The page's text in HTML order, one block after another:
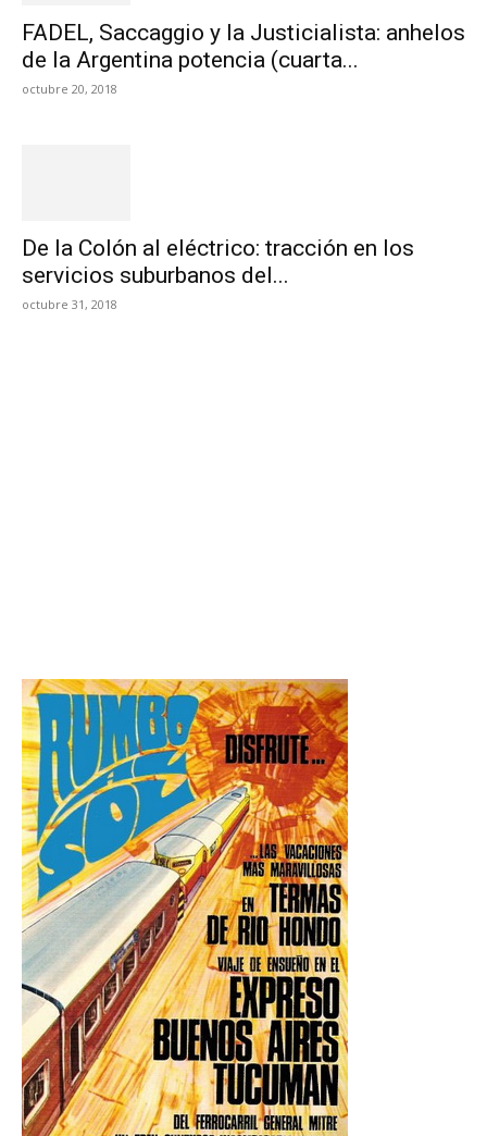
FADEL, Saccaggio y la Justicialista: anhelos
de la Argentina potencia (cuarta...
octubre 20, 2018
De la Colón al eléctrico: tracción en los
servicios suburbanos del...
octubre 31, 2018